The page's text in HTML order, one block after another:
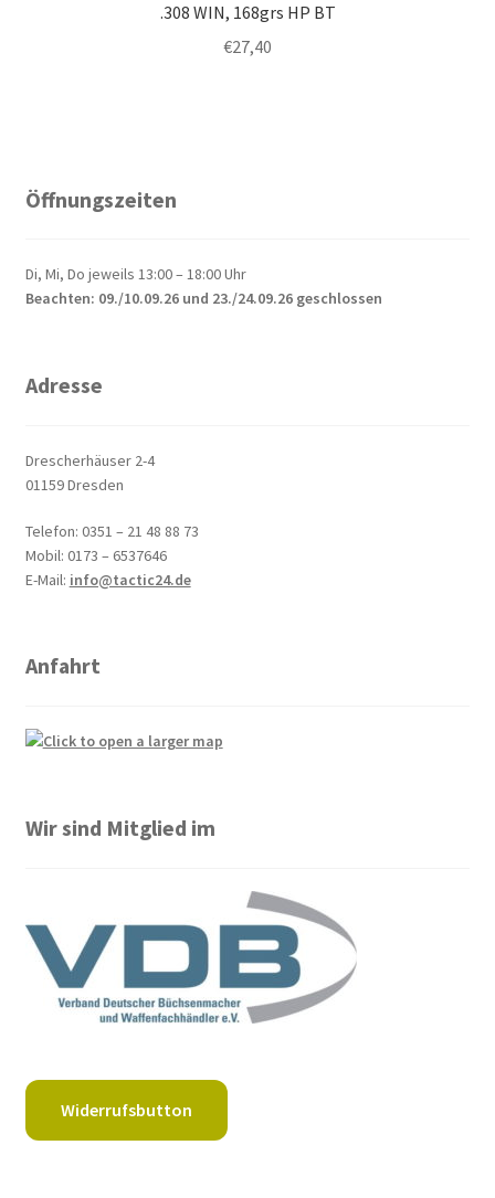
.308 WIN, 168grs HP BT
€27,40
Öffnungszeiten
Di, Mi, Do jeweils 13:00 – 18:00 Uhr
Beachten: 09./10.09.26 und 23./24.09.26 geschlossen
Adresse
Drescherhäuser 2-4
01159 Dresden
Telefon: 0351 – 21 48 88 73
Mobil: 0173 – 6537646
E-Mail: info@tactic24.de
Anfahrt
Wir sind Mitglied im
Widerrufsbutton